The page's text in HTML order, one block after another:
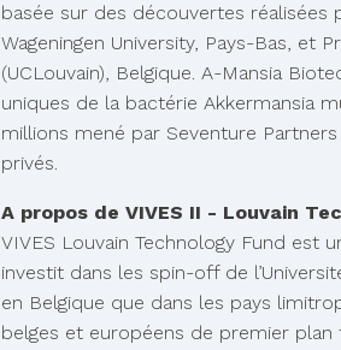
basée sur des découvertes réalisées
Wageningen University, Pays-Bas, et
(UCLouvain), Belgique. A-Mansia
uniques de la bactérie Akkermansia
millions mené par Seventure
privés.
A propos de VIVES II - Louvain
VIVES Louvain Technology Fund est
investit dans les spin-off de
en Belgique que dans les pays
belges et européens de premier plan